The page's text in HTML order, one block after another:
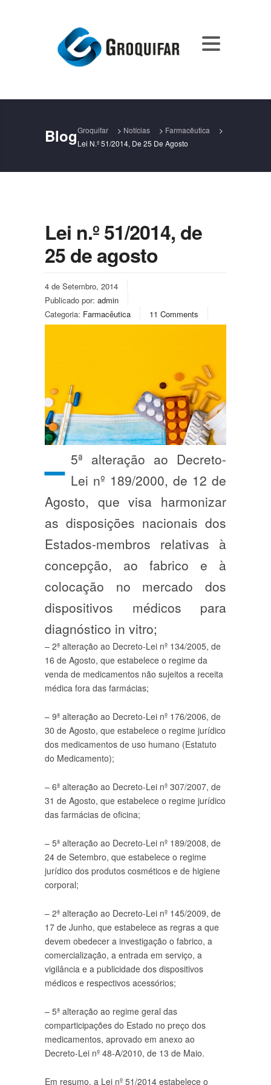
BlogGroquifar > Notícias > Farmacêutica
>
Lei N.º 51/2014, De 25 De Agosto
Lei n.º 51/2014, de
25 de agosto
4 de Setembro, 2014
Publicado por: admin
Categoria: Farmacêutica 11 Comments
– 5ª alteração ao Decreto-
Lei nº 189/2000, de 12 de
Agosto, que visa harmonizar
as disposições nacionais dos
Estados-membros relativas à
concepção, ao fabrico e à
colocação no mercado dos
dispositivos médicos para
diagnóstico in vitro;
– 2ª alteração ao Decreto-Lei nº 134/2005, de
16 de Agosto, que estabelece o regime da
venda de medicamentos não sujeitos a receita
médica fora das farmácias;
– 9ª alteração ao Decreto-Lei nº 176/2006, de
30 de Agosto, que estabelece o regime jurídico
dos medicamentos de uso humano (Estatuto
do Medicamento);
– 6ª alteração ao Decreto-Lei nº 307/2007, de
31 de Agosto, que estabelece o regime jurídico
das farmácias de oficina;
– 5ª alteração ao Decreto-Lei nº 189/2008, de
24 de Setembro, que estabelece o regime
jurídico dos produtos cosméticos e de higiene
corporal;
– 2ª alteração ao Decreto-Lei nº 145/2009, de
17 de Junho, que estabelece as regras a que
devem obedecer a investigação o fabrico, a
comercialização, a entrada em serviço, a
vigilância e a publicidade dos dispositivos
médicos e respectivos acessórios;
– 5ª alteração ao regime geral das
comparticipações do Estado no preço dos
medicamentos, aprovado em anexo ao
Decreto-Lei nº 48-A/2010, de 13 de Maio.
Em resumo, a Lei nº 51/2014 estabelece o